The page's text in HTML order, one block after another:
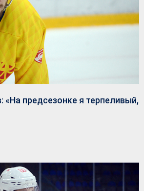
«На предсезонке я терпеливый,